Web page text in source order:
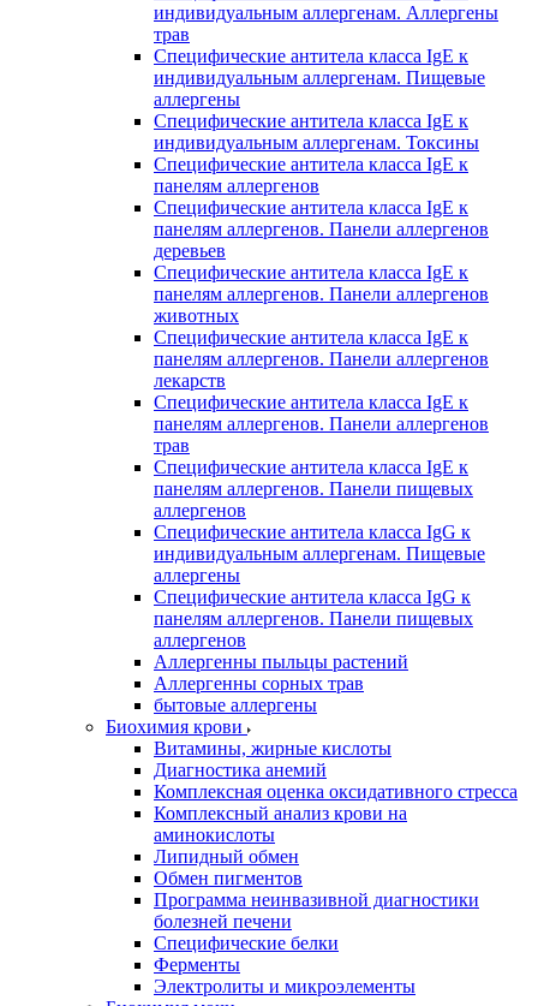
индивидуальным аллергенам. Аллергены
трав
Специфические антитела класса IgE к
индивидуальным аллергенам. Пищевые
аллергены
Специфические антитела класса IgE к
индивидуальным аллергенам. Токсины
Специфические антитела класса IgE к
панелям аллергенов
Специфические антитела класса IgE к
панелям аллергенов. Панели аллергенов
деревьев
Специфические антитела класса IgE к
панелям аллергенов. Панели аллергенов
животных
Специфические антитела класса IgE к
панелям аллергенов. Панели аллергенов
лекарств
Специфические антитела класса IgE к
панелям аллергенов. Панели аллергенов
трав
Специфические антитела класса IgE к
панелям аллергенов. Панели пищевых
аллергенов
Специфические антитела класса IgG к
индивидуальным аллергенам. Пищевые
аллергены
Специфические антитела класса IgG к
панелям аллергенов. Панели пищевых
аллергенов
Аллергенны пыльцы растений
Аллергенны сорных трав
бытовые аллергены
Биохимия крови
Витамины, жирные кислоты
Диагностика анемий
Комплексная оценка оксидативного стресса
Комплексный анализ крови на
аминокислоты
Липидный обмен
Обмен пигментов
Программа неинвазивной диагностики
болезней печени
Специфические белки
Ферменты
Электролиты и микроэлементы